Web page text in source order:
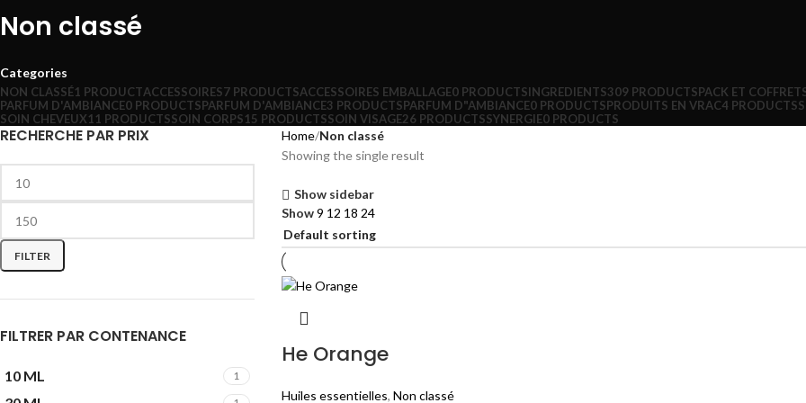
Non classé
Categories
NON CLASSÉ1 PRODUCTACCESSOIRES7 PRODUCTSACCESSOIRES EMBALLAGE0 PRODUCTSINGREDIENTS309 PRODUCTSPACK ET
PARFUM D'AMBIANCE0 PRODUCTSPARFUM D'AMBIANCE3 PRODUCTSPARFUM D"AMBIANCE0 PRODUCTSPRODUITS EN VRAC4 PRODUCTS
SOIN CHEVEUX11 PRODUCTSSOIN CORPS15 PRODUCTSSOIN VISAGE26 PRODUCTSSYNERGIE0 PRODUCTS
RECHERCHE PAR PRIX
FILTER
FILTRER PAR CONTENANCE
10 ML 1
Home Non classé
Showing the single result
Show sidebar
Show9 12 18 24
He Orange
Huiles essentielles, Non classé